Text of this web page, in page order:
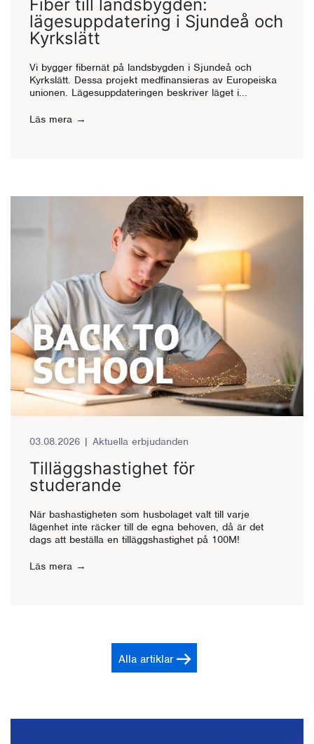
Fiber till landsbygden:
lägesuppdatering i Sjundeå och
Kyrkslätt
Vi bygger fibernät på landsbygden i Sjundeå och
Kyrkslätt. Dessa projekt medfinansieras av Europeiska
unionen. Lägesuppdateringen beskriver läget i...
Läs mera
03.08.2026 | Aktuella erbjudanden
Tilläggshastighet för
studerande
När bashastigheten som husbolaget valt till varje
lägenhet inte räcker till de egna behoven, då är det
dags att beställa en tilläggshastighet på 100M!
Läs mera
Alla artiklar